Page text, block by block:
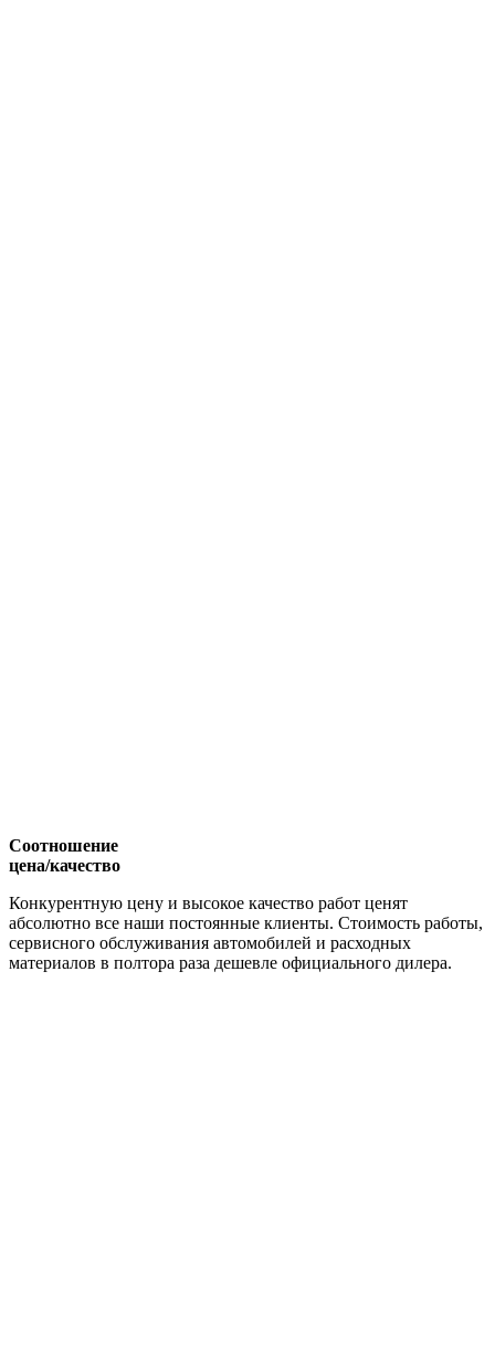
Соотношение
цена/качество
Конкурентную цену и высокое качество работ ценят
абсолютно все наши постоянные клиенты. Стоимость работы,
сервисного обслуживания автомобилей и расходных
материалов в полтора раза дешевле официального дилера.